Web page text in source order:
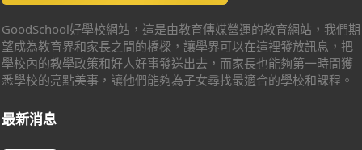
GoodSchool好學校網站，這是由教育傳媒營運的教育網站，我們期
望成為教育界和家長之間的橋樑，讓學界可以在這裡發放訊息，把
學校內的教學政策和好人好事發送出去，而家長也能夠第一時間獲
悉學校的亮點美事，讓他們能夠為子女尋找最適合的學校和課程。
最新消息